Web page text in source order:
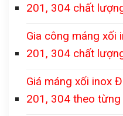
201, 304 chất
Gia công máng xối
201, 304 chất
Giá máng xối inox
201, 304 theo